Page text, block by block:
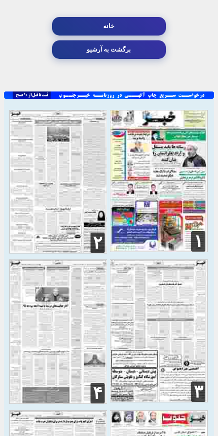
خانه
برگشت به آرشیو
۱ ۲
۳ ۴